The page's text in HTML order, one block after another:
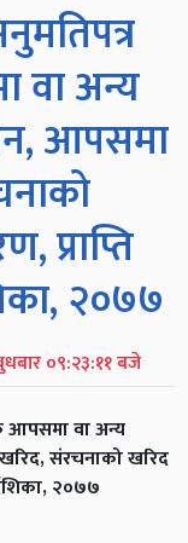
वा अन्य
आपसमा
प्राप्ति
२०७७
०९:२३:११ बजे
आपसमा वा अन्य
संरचनाको खरिद
२०७७